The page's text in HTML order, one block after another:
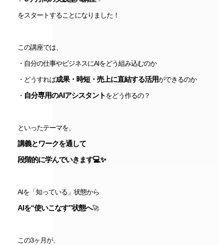
をスタートすることになりました！
この講座では、
・自分の仕事やビジネスにAIをどう組み込むのか
・どうすれば成果・時短・売上に直結する活用ができるのか
・ 自分専用のAIアシスタントをどう作るの？
といったテーマを、
講義とワークを通して
段階的に学んでいきます💻✨
AIを「知っている」状態から
AIを“使いこなす”状態へ🚀
この3ヶ月が、